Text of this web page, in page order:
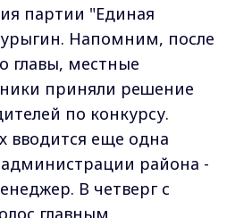
партии "Единая
Напомним, после
главы, местные
приняли решение
по конкурсу.
вводится еще одна
администрации района -
В четверг с
главным